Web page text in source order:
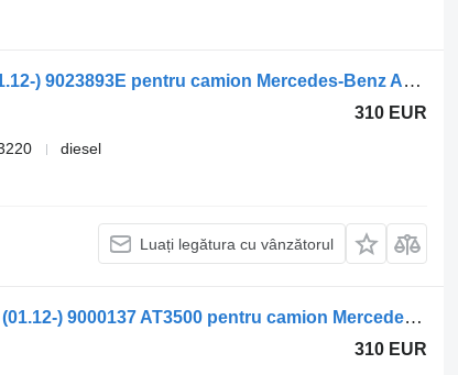
Sisteme de încălzire Webasto suferință (01.12-) 9023893E pentru camion Mercedes-Benz Actros MP4 Antos Arocs (2012-)
310 EUR
diesel
Luați legătura cu vânzătorul
Sisteme de încălzire Webasto Actros mp4 (01.12-) 9000137 AT3500 pentru camion Mercedes-Benz Actros MP4 Antos Arocs (2012-)
310 EUR